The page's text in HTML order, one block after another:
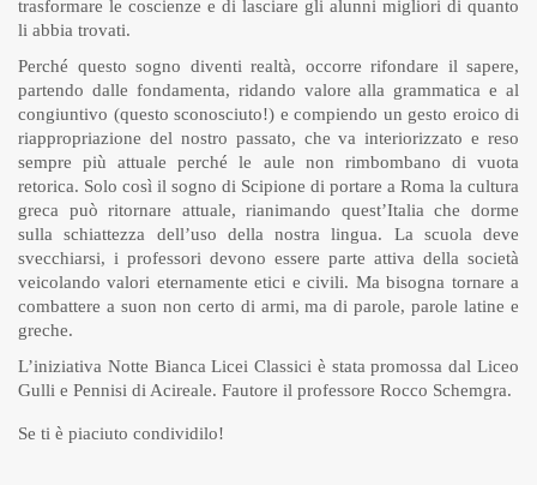
trasformare le coscienze e di lasciare gli alunni migliori di quanto
li abbia trovati.
Perché questo sogno diventi realtà, occorre rifondare il sapere,
partendo dalle fondamenta, ridando valore alla grammatica e al
congiuntivo (questo sconosciuto!) e compiendo un gesto eroico di
riappropriazione del nostro passato, che va interiorizzato e reso
sempre più attuale perché le aule non rimbombano di vuota
retorica. Solo così il sogno di Scipione di portare a Roma la cultura
greca può ritornare attuale, rianimando quest’Italia che dorme
sulla schiattezza dell’uso della nostra lingua. La scuola deve
svecchiarsi, i professori devono essere parte attiva della società
veicolando valori eternamente etici e civili. Ma bisogna tornare a
combattere a suon non certo di armi, ma di parole, parole latine e
greche.
L’iniziativa Notte Bianca Licei Classici è stata promossa dal Liceo
Gulli e Pennisi di Acireale. Fautore il professore Rocco Schemgra.
Se ti è piaciuto condividilo!